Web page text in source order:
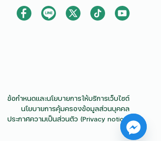
ข้อกำหนดและนโยบายการให้บริการเว็บไซต์
นโยบายการคุ้มครองข้อมูลส่วนบุคคล
ประกาศความเป็นส่วนตัว (Privacy notice)